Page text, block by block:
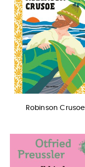
Robinson Crusoe